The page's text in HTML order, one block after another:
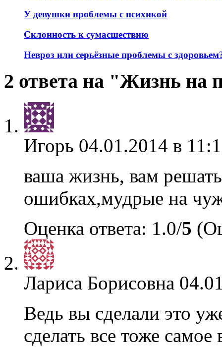
У девушки проблемы с психикой
Склонность к сумасшествию
Невроз или серьёзные проблемы с
2 ответа на "Жизнь на
Игорь 04.01.2014 в
ваша жизнь, вам
ошибках,мудрые на
Оценка ответа: 1.0/5
Лариса Борисовна
Ведь вы сделали это
сделать все тоже самое